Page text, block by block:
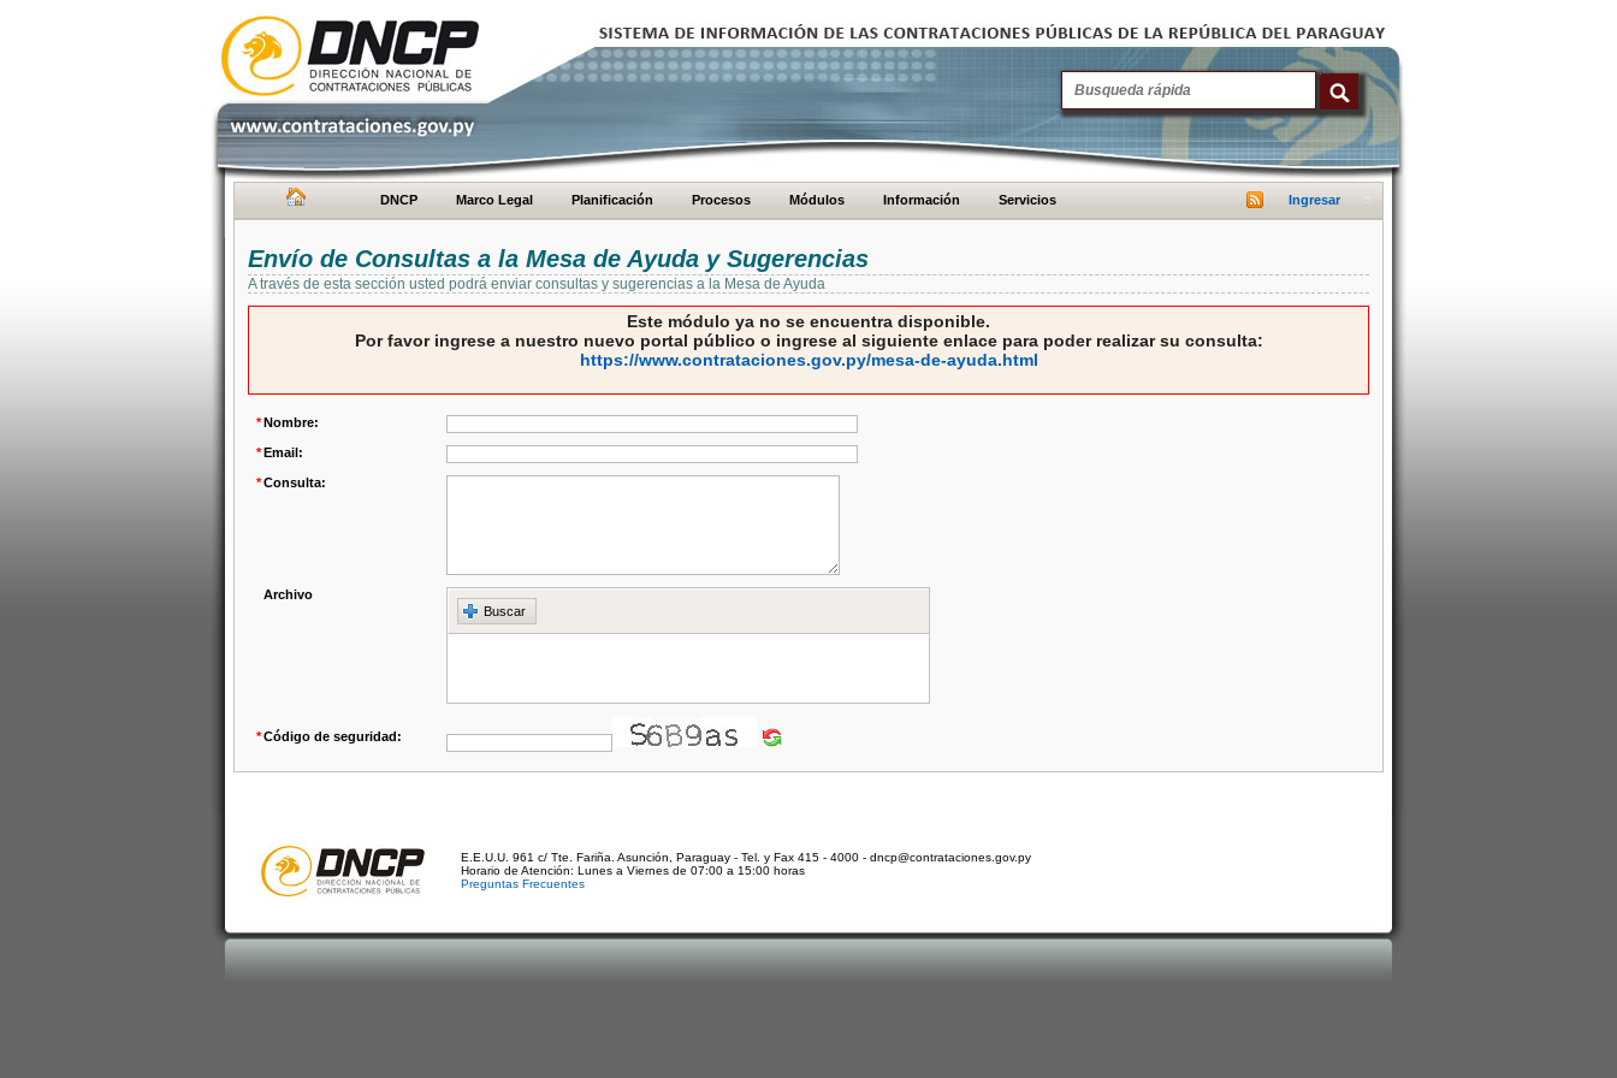
DNCP Marco Legal Planificación Procesos Módulos Información Servicios Ingresar
Envío de Consultas a la Mesa de Ayuda y Sugerencias
A través de esta sección usted podrá enviar consultas y sugerencias a la Mesa de Ayuda
Este módulo ya no se encuentra disponible.
Por favor ingrese a nuestro nuevo portal público o ingrese al siguiente enlace para poder realizar su consulta:
https://www.contrataciones.gov.py/mesa-de-ayuda.html
*Nombre:
*Email:
*Consulta:
Archivo
Buscar
*Código de seguridad:
E.E.U.U. 961 c/ Tte. Fariña. Asunción, Paraguay - Tel. y Fax 415 - 4000 - dncp@contrataciones.gov.py
Horario de Atención: Lunes a Viernes de 07:00 a 15:00 horas
Preguntas Frecuentes